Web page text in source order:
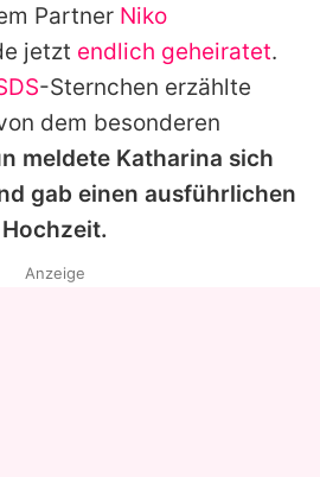
verwalten
Partner Niko
jetzt endlich geheiratet.
-Sternchen erzählte
dem besonderen
meldete Katharina sich
gab einen ausführlichen
Anzeige